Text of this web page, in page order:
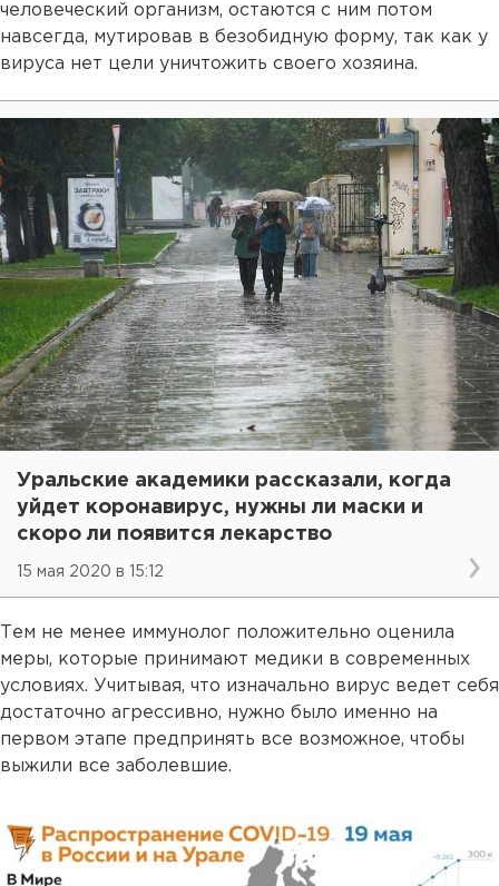
человеческий организм, остаются с ним потом
навсегда, мутировав в безобидную форму, так как у
вируса нет цели уничтожить своего хозяина.
Уральские академики рассказали, когда
уйдет коронавирус, нужны ли маски и
скоро ли появится лекарство
15 мая 2020 в 15:12
Тем не менее иммунолог положительно оценила
меры, которые принимают медики в современных
условиях. Учитывая, что изначально вирус ведет себя
достаточно агрессивно, нужно было именно на
первом этапе предпринять все возможное, чтобы
выжили все заболевшие.